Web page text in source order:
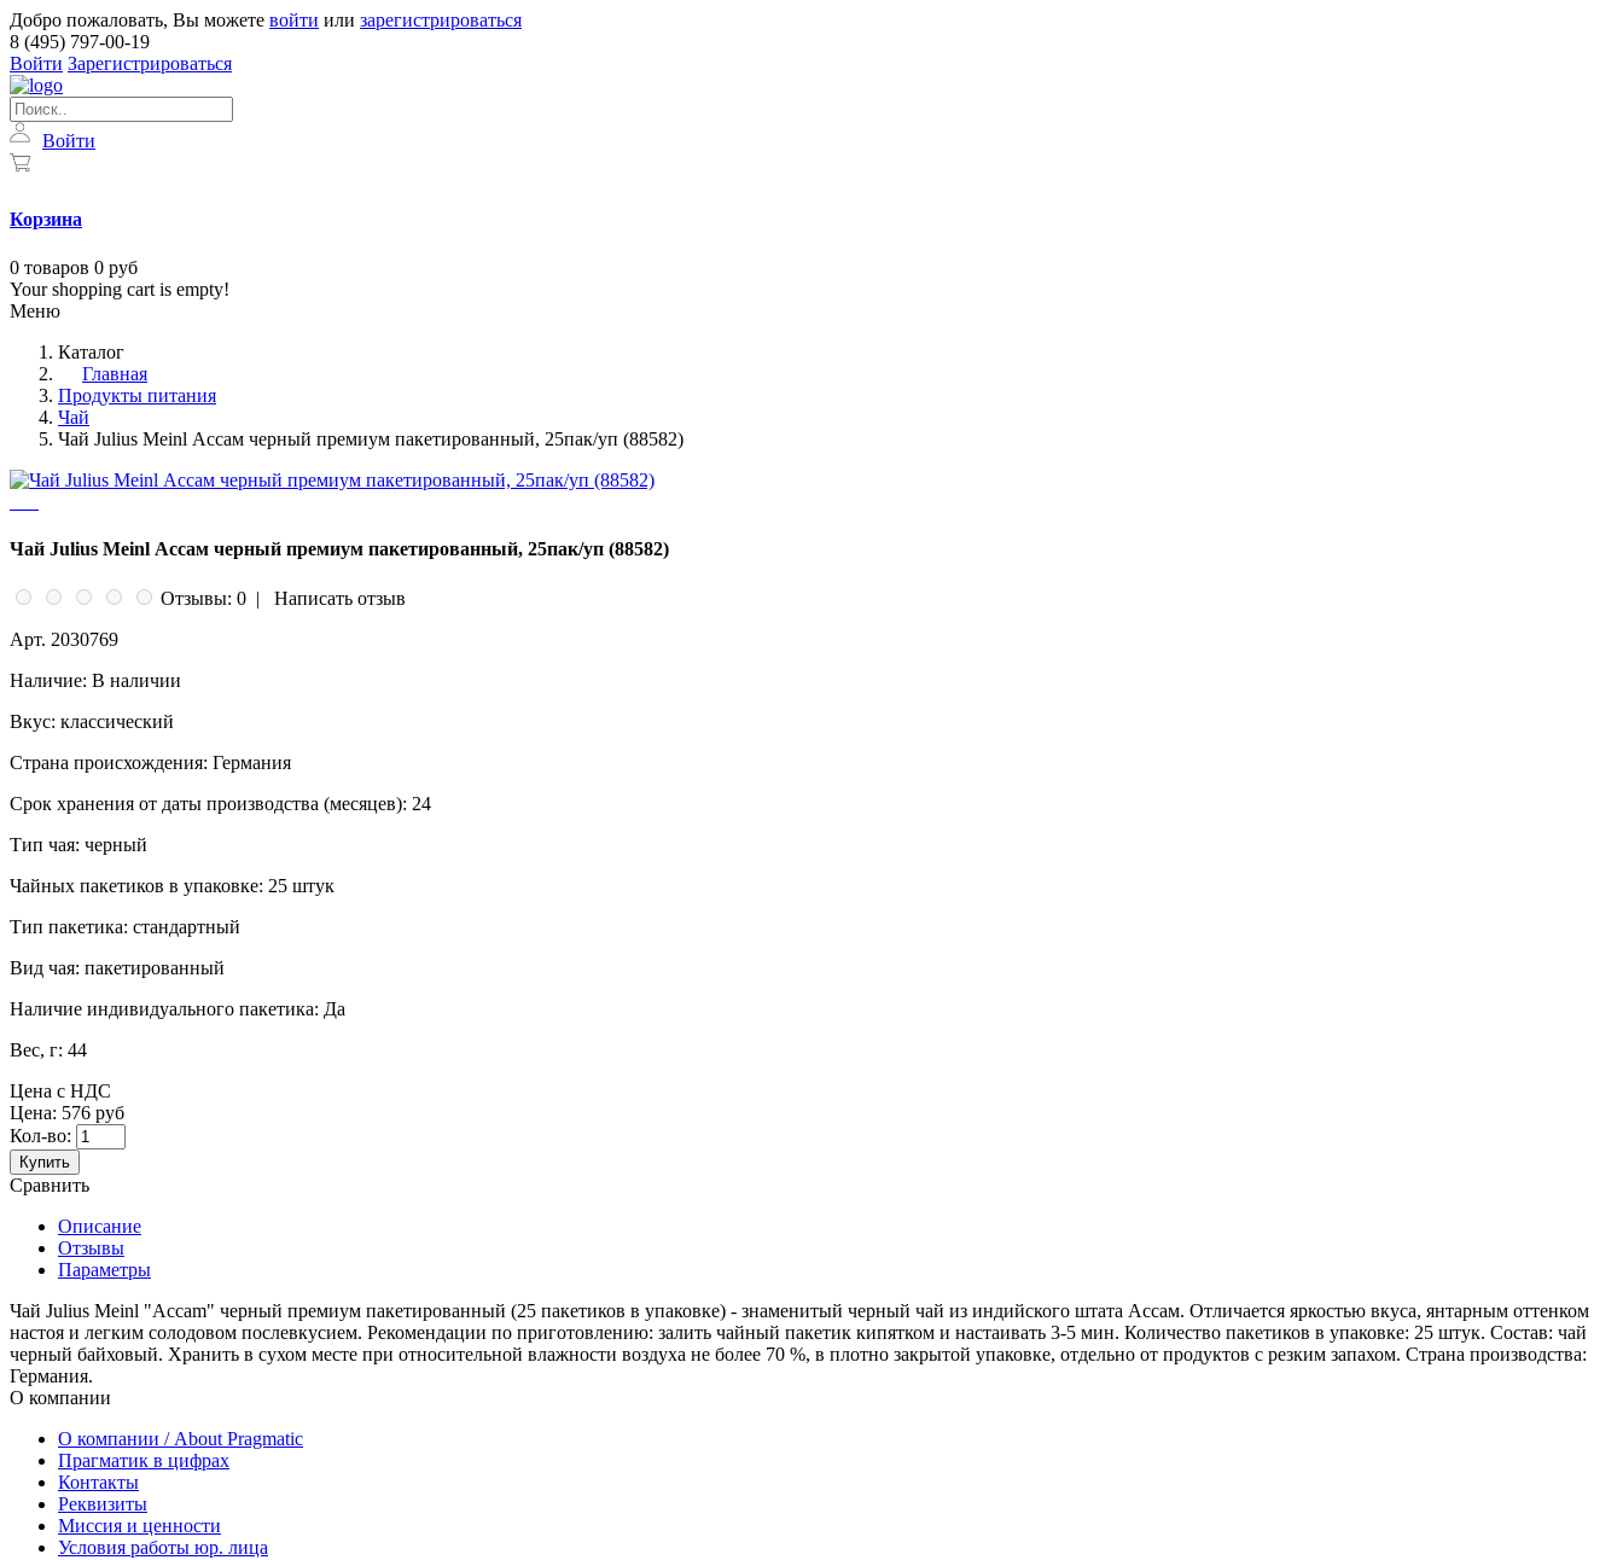
Добро пожаловать, Вы можете войти или зарегистрироваться
8 (495) 797-00-19
Войти Зарегистрироваться
Войти
Корзина
0 товаров 0 руб
Your shopping cart is empty!
Меню
Каталог
Главная
Продукты питания
Чай
Чай Julius Meinl Ассам черный премиум пакетированный, 25пак/уп (88582)
Чай Julius Meinl Ассам черный премиум пакетированный, 25пак/уп (88582)
Отзывы: 0 |
Написать отзыв
Арт. 2030769
Наличие: В наличии
Вкус: классический
Страна происхождения: Германия
Срок хранения от даты производства (месяцев): 24
Тип чая: черный
Чайных пакетиков в упаковке: 25 штук
Тип пакетика: стандартный
Вид чая: пакетированный
Наличие индивидуального пакетика: Да
Вес, г: 44
Цена с НДС
Цена: 576 руб
Кол-во:
Купить
Сравнить
Описание
Отзывы
Параметры
Чай Julius Meinl "Accam" черный премиум пакетированный (25 пакетиков в упаковке) - знаменитый черный чай из индийского штата Ассам. Отличается яркостью вкуса, янтарным оттенком
настоя и легким солодовом послевкусием. Рекомендации по приготовлению: залить чайный пакетик кипятком и настаивать 3-5 мин. Количество пакетиков в упаковке: 25 штук. Состав: чай
черный байховый. Хранить в сухом месте при относительной влажности воздуха не более 70 %, в плотно закрытой упаковке, отдельно от продуктов с резким запахом. Страна производства:
Германия.
О компании
О компании / About Pragmatic
Прагматик в цифрах
Контакты
Реквизиты
Миссия и ценности
Условия работы юр. лица